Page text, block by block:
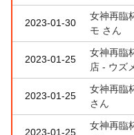
2023-01-30
女神再臨
モ さん
2023-01-25
女神再臨
店 - ウズ
2023-01-25
女神再臨
さん
2023-01-25
女神再臨